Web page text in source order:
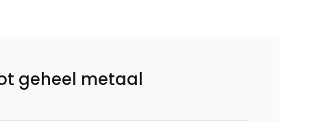
geheel metaal